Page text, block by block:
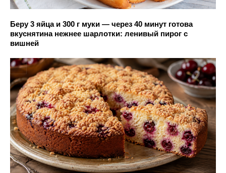
Беру 3 яйца и 300 г муки — через 40 минут готова
вкуснятина нежнее шарлотки: ленивый пирог с
вишней